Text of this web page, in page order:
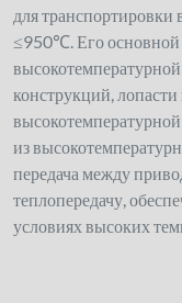
для транспортировки
≤950℃. Его основной
конструкций,
из
передача между
теплопередачу,
условиях высоких